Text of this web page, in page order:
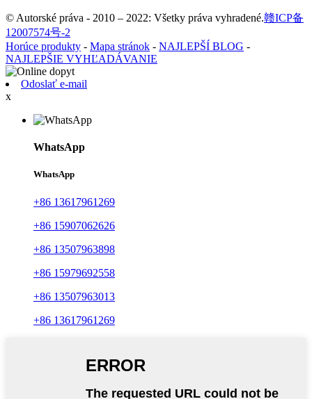
© Autorské práva - 2010 – 2022: Všetky práva vyhradené.赣ICP备
12007574号-2
Horúce produkty - Mapa stránok - NAJLEPŠÍ BLOG -
NAJLEPŠIE VYHĽADÁVANIE
Odoslať e-mail
x
WhatsApp
WhatsApp
+86 13617961269
+86 15907062626
+86 13507963898
+86 15979692558
+86 13507963013
+86 13617961269